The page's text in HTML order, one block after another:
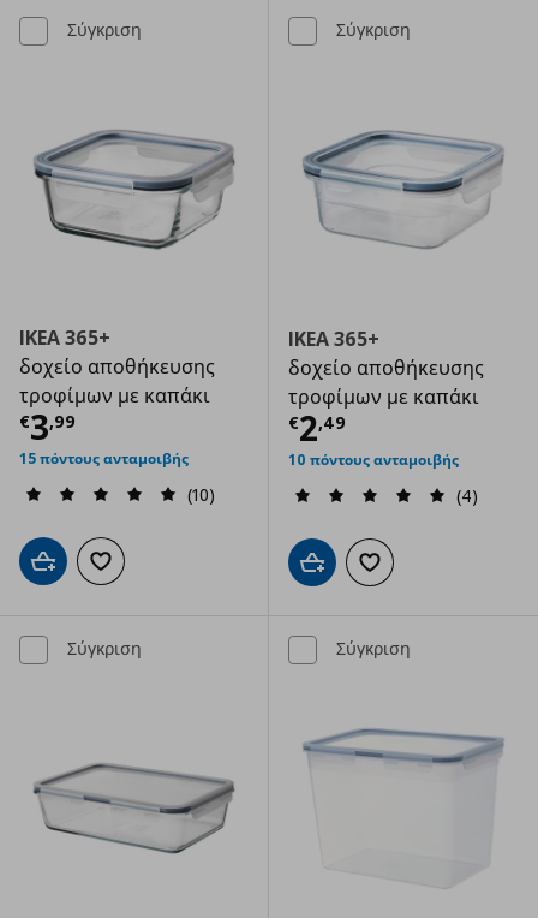
Σύγκριση
IKEA 365+
δοχείο αποθήκευσης
τροφίμων με καπάκι
€3,99
Τρέχουσα τιμή € 3,99
15 πόντους ανταμοιβής
(10)
Προσθήκη στο καλάθι
Προσθήκη στα αγαπημένα
Σύγκριση
IKEA 365+
δοχείο αποθήκευσης
τροφίμων με καπάκι
€2,49
Τρέχουσα
10 πόντους ανταμοιβής
(4)
Προσθήκη στο καλάθι
Προσθήκη στα
Σύγκριση Σύγκριση